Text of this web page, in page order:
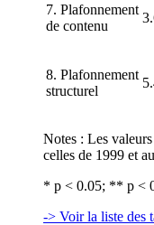
7. Plafonnement
de contenu
8. Plafonnement
structurel
Notes : Les
celles de 1999 et
* p < 0.05; ** p <
-> Voir la liste des